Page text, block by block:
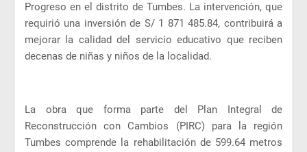
Progreso en el distrito de Tumbes. La intervención, que
requirió una inversión de S/ 1 871 485.84, contribuirá a
mejorar la calidad del servicio educativo que reciben
decenas de niñas y niños de la localidad.
La obra que forma parte del Plan Integral de
Reconstrucción con Cambios (PIRC) para la región
Tumbes comprende la rehabilitación de 599.64 metros